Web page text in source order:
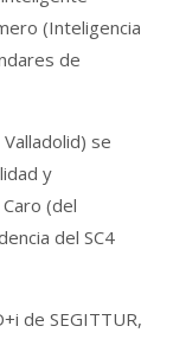
(Inteligencia
de
se
y
(del
del SC4
de SEGITTUR,